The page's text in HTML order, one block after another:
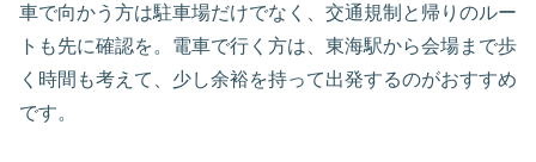
車で向かう方は駐車場だけでなく、交通規制と帰りのルー
トも先に確認を。電車で行く方は、東海駅から会場まで歩
く時間も考えて、少し余裕を持って出発するのがおすすめ
です。